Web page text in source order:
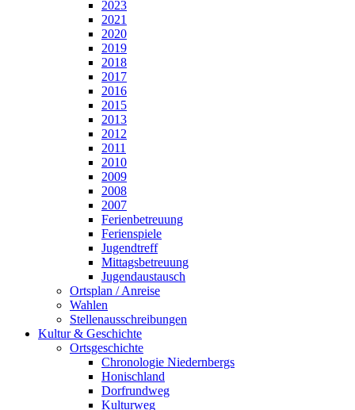
2023
2021
2020
2019
2018
2017
2016
2015
2013
2012
2011
2010
2009
2008
2007
Ferienbetreuung
Ferienspiele
Jugendtreff
Mittagsbetreuung
Jugendaustausch
Ortsplan / Anreise
Wahlen
Stellenausschreibungen
Kultur & Geschichte
Ortsgeschichte
Chronologie Niedernbergs
Honischland
Dorfrundweg
Kulturweg